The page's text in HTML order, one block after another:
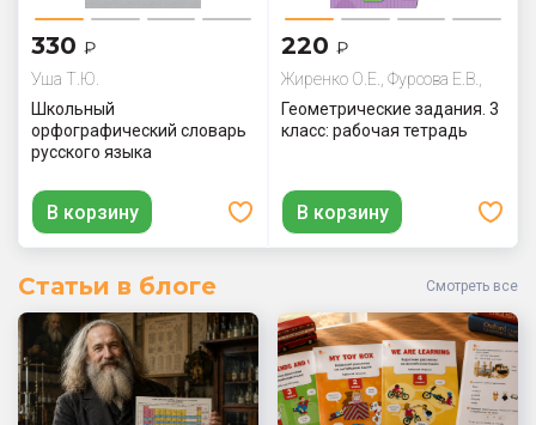
330 ₽
Уша Т.Ю.
Школьный
орфографический словарь
русского языка
В корзину
220 ₽
Жиренко О.Е., Фурсова Е.В.,
Горлова О.В.
Геометрические задания. 3
класс: рабочая тетрадь
В корзину
Статьи в блоге Смотреть все